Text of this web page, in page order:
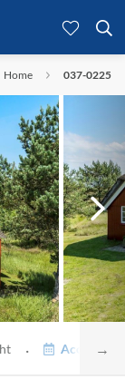
Home 037-0225
→
·